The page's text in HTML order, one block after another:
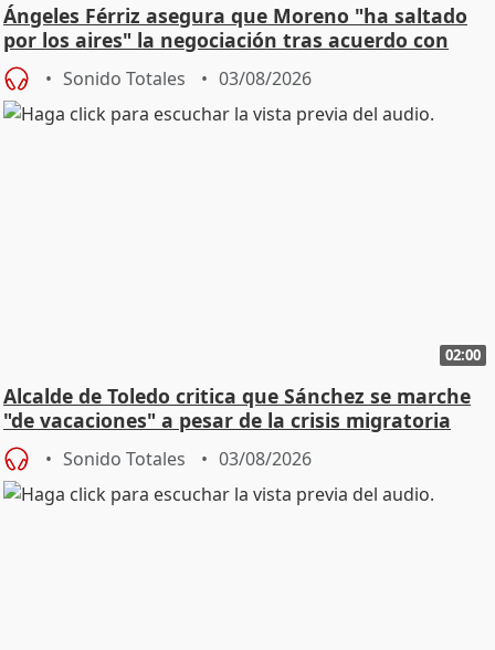
Ángeles Férriz asegura que Moreno "ha saltado
por los aires" la negociación tras acuerdo con
SMA
Sonido Totales 03/08/2026
02:00
Alcalde de Toledo critica que Sánchez se marche
"de vacaciones" a pesar de la crisis migratoria
Sonido Totales 03/08/2026